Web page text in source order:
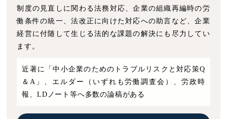
制度の見直しに関わる法務対応、企業の組織再編時の労
働条件の統一、法改正に向けた対応への助言など、企業
経営に付随して生じる法的な課題の解決にも尽力してい
ます。
近著に「中小企業のためのトラブルリスクと対応策Q
＆A」、エルダー（いずれも労働調査会）、労政時
報、LDノート等へ多数の論稿がある